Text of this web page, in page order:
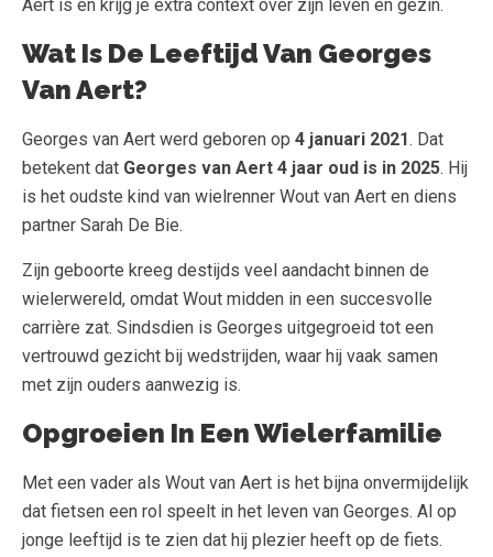
Aert is en krijg je extra context over zijn leven en gezin.
Wat Is De Leeftijd Van Georges
Van Aert?
Georges van Aert werd geboren op 4 januari 2021. Dat
betekent dat Georges van Aert 4 jaar oud is in 2025. Hij
is het oudste kind van wielrenner Wout van Aert en diens
partner Sarah De Bie.
Zijn geboorte kreeg destijds veel aandacht binnen de
wielerwereld, omdat Wout midden in een succesvolle
carrière zat. Sindsdien is Georges uitgegroeid tot een
vertrouwd gezicht bij wedstrijden, waar hij vaak samen
met zijn ouders aanwezig is.
Opgroeien In Een Wielerfamilie
Met een vader als Wout van Aert is het bijna onvermijdelijk
dat fietsen een rol speelt in het leven van Georges. Al op
jonge leeftijd is te zien dat hij plezier heeft op de fiets.